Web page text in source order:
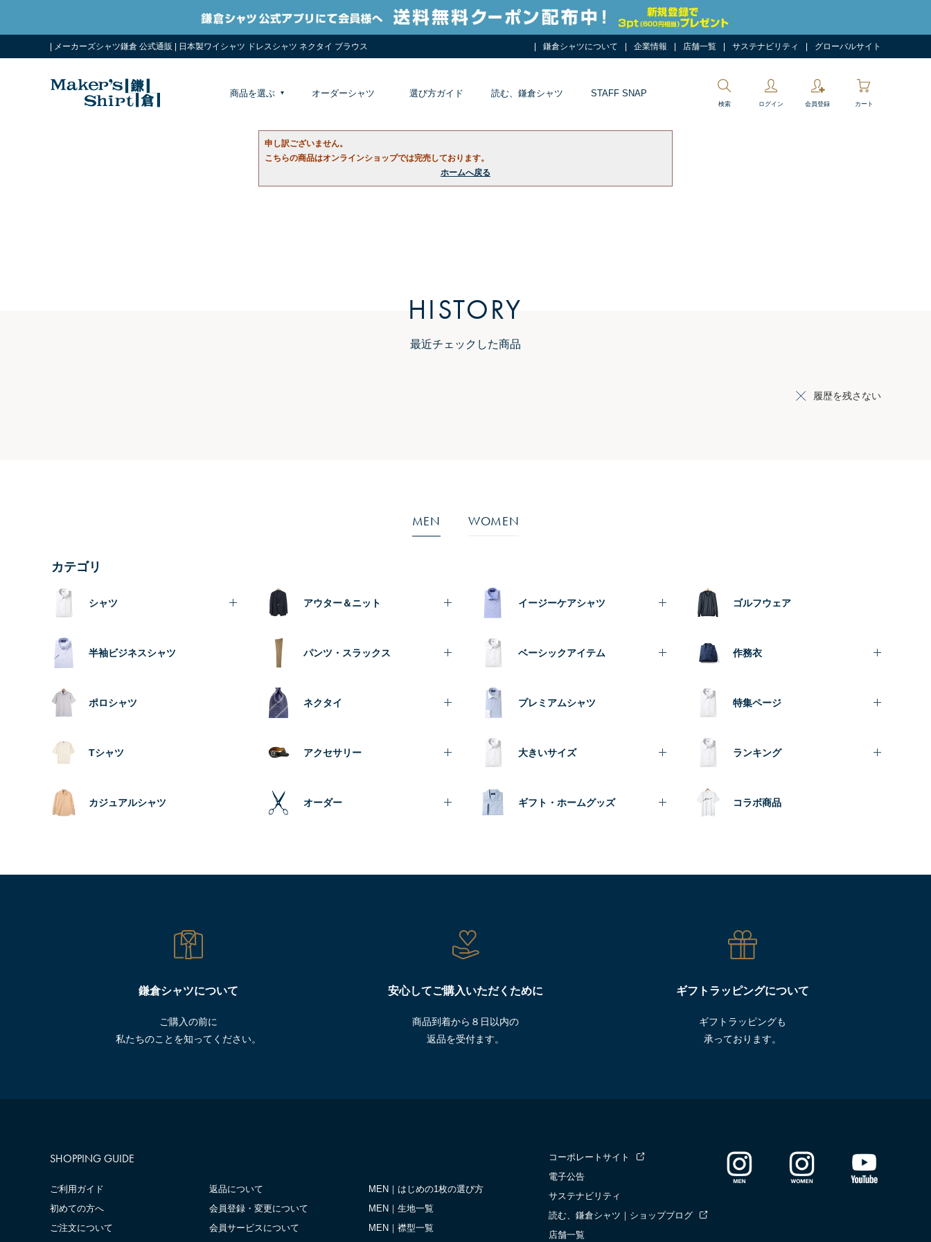
| メーカーズシャツ鎌倉 公式通販 | 日本製ワイシャツ ドレスシャツ ネクタイ ブラウス 鎌倉シャツについて 企業情報 店舗一覧 サステナビリティ グローバルサイト
商品を選ぶ オーダーシャツ 選び方ガイド 読む、鎌倉シャツ STAFF SNAP
検索 ログイン 会員登録 カート
申し訳ございません。
こちらの商品はオンラインショップでは完売しております。
ホームへ戻る
HISTORY
最近チェックした商品
履歴を残さない
MEN WOMEN
カテゴリ
シャツ
半袖ビジネスシャツ
ポロシャツ
Tシャツ
カジュアルシャツ
アウター＆ニット
パンツ・スラックス
ネクタイ
アクセサリー
オーダー
イージーケアシャツ
ベーシックアイテム
プレミアムシャツ
大きいサイズ
ギフト・ホームグッズ
ゴルフウェア
作務衣
特集ページ
ランキング
コラボ商品
鎌倉シャツについて
ご購入の前に
私たちのことを知ってください。
安心してご購入いただくために
商品到着から８日以内の
返品を受付ます。
ギフトラッピングについて
ギフトラッピングも
承っております。
SHOPPING GUIDE
ご利用ガイド
初めての方へ
ご注文について
返品について
会員登録・変更について
会員サービスについて
MEN｜はじめの1枚の選び方
MEN｜生地一覧
MEN｜襟型一覧
コーポレートサイト
電子公告
サステナビリティ
読む、鎌倉シャツ｜ショップブログ
店舗一覧